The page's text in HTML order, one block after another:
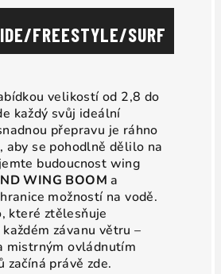
FREESTYLE/SURF
velikostí od 2,8 do
každý svůj ideální
přepravu je ráhno
aby se pohodlně dělilo na
budoucnost wing
WING BOOM a
možností na vodě.
které ztělesňuje
závanu větru –
mistrným ovládnutím
začíná právě zde.